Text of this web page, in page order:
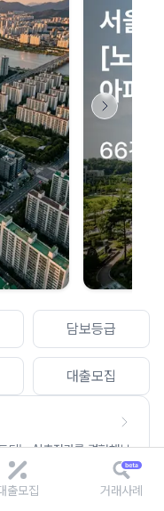
담보등급
대출모집
되는 AI추정가를 경험해보
안내
도를 불러올 수 없습니다.
합니다.
출모집 거래사례